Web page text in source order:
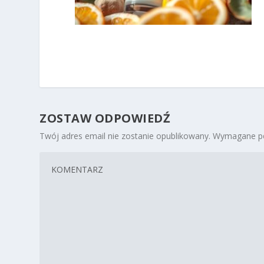
ZOSTAW ODPOWIEDŹ
Twój adres email nie zostanie opublikowany. Wymagane